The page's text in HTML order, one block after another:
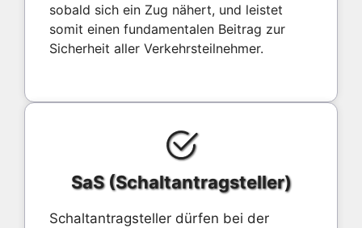
sobald sich ein Zug nähert, und leistet
somit einen fundamentalen Beitrag zur
Sicherheit aller Verkehrsteilnehmer.
SaS (Schaltantragsteller)
Schaltantragsteller dürfen bei der